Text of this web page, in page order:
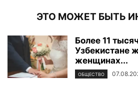
ЭТО МОЖЕТ БЫТЬ
Более 11
Узбекистане
женщинах...
ОБЩЕСТВО